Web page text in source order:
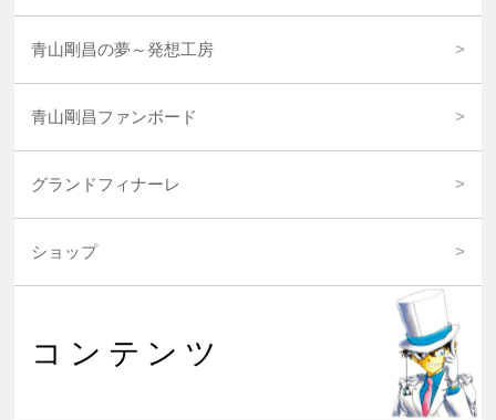
青山剛昌の夢～発想工房
青山剛昌ファンボード
グランドフィナーレ
ショップ
コンテンツ